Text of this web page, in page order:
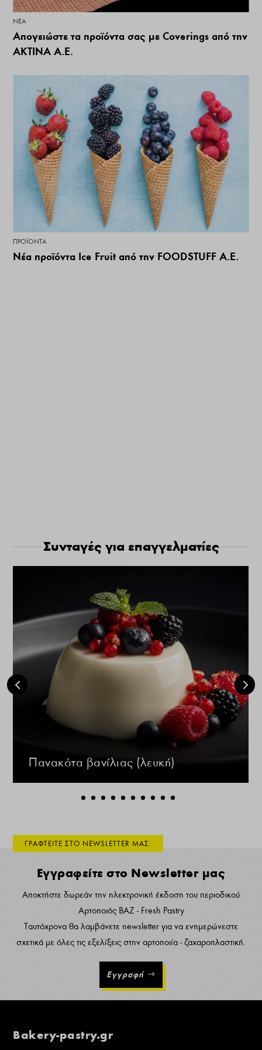
ΝΕΑ
Απογειώστε τα προϊόντα σας με Coverings από την
ΑΚΤΙΝΑ Α.Ε.
ΠΡΟΪΌΝΤΑ
Νέα προϊόντα Ice Fruit από την FOODSTUFF Α.Ε.
Συνταγές για επαγγελματίες
Πανακότα βανίλιας (λευκή)
ΓΡΑΦΤΕΙΤΕ ΣΤΟ NEWSLETTER ΜΑΣ:
Εγγραφείτε στο Newsletter μας
Αποκτήστε δωρεάν την ηλεκτρονική έκδοση του περιοδικού
Αρτοποιός ΒΑΖ - Fresh Pastry
Ταυτόχρονα θα λαμβάνετε newsletter για να ενημερώνεστε
σχετικά με όλες τις εξελίξεις στην αρτοποιία - ζαχαροπλαστική.
Εγγραφή
Bakery-pastry.gr